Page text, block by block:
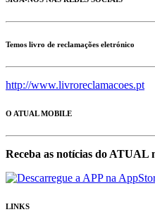
Temos livro de reclamações eletrónico
http://www.livroreclamacoes.pt
O ATUAL MOBILE
Receba as notícias do ATUAL
LINKS